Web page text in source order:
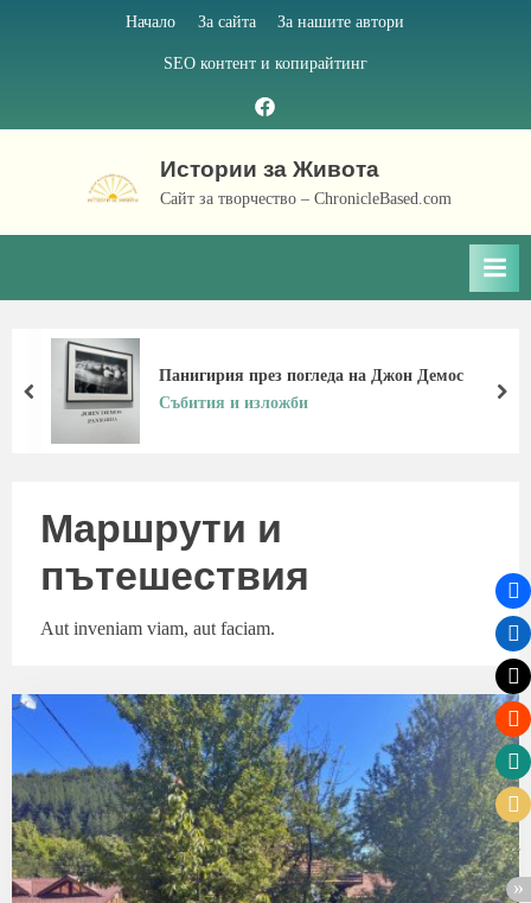
Начало За сайта За нашите автори
SEO контент и копирайтинг
Facebook
page
Истории за Живота
Сайт за творчество – ChronicleBased.com
Панигирия през погледа на Джон Демос
Събития и изложби
prev
Маршрути и
пътешествия
Aut inveniam viam, aut faciam.